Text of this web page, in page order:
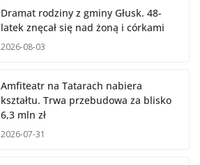
Dramat rodziny z gminy Głusk. 48-
latek znęcał się nad żoną i córkami
2026-08-03
Amfiteatr na Tatarach nabiera
kształtu. Trwa przebudowa za blisko
6,3 mln zł
2026-07-31